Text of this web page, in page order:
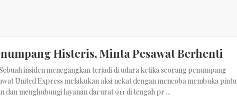
Histeris, Minta Pesawat Berhenti
insiden menegangkan terjadi di udara ketika seorang penumpang
United Express melakukan aksi nekat dengan mencoba membuka pintu
dan menghubungi layanan darurat 911 di tengah pr ...